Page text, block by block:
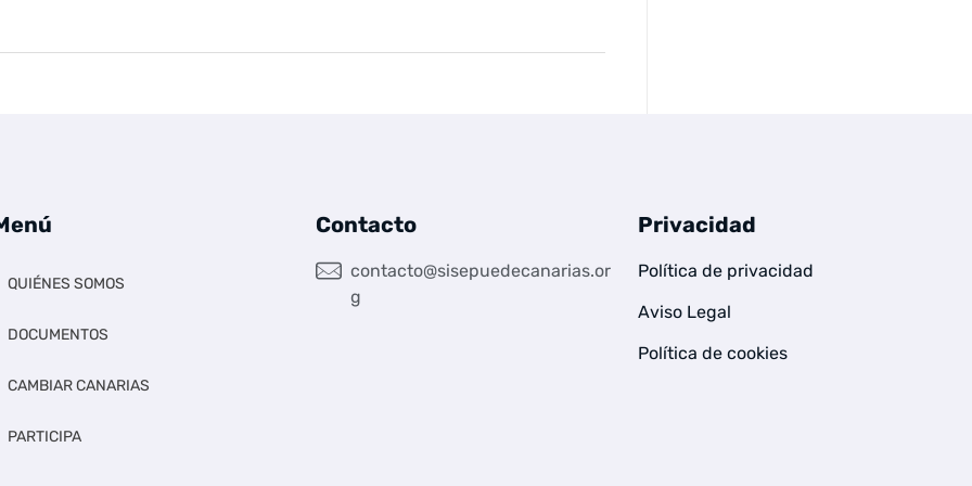
QUIÉNES SOMOS
DOCUMENTOS
CAMBIAR CANARIAS
PARTICIPA
Contacto
contacto@sisepuedecanarias.or
g
Privacidad
Política de privacidad
Aviso Legal
Política de cookies